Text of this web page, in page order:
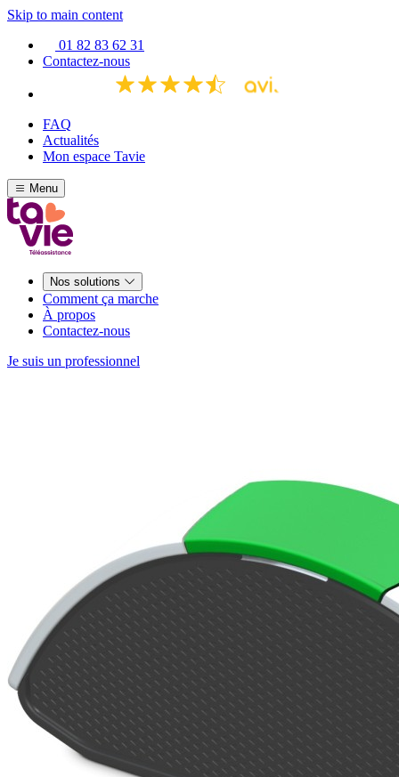
Skip to main content
01 82 83 62 31
Contactez-nous
FAQ
Actualités
Mon espace Tavie
Menu
Nos solutions
Comment ça marche
À propos
Contactez-nous
Je suis un professionnel